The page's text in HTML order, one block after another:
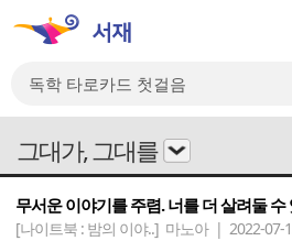
그대가, 그대를
무서운 이야기를 주렴. 너를 더 살려둘 수
[나이트북 : 밤의 이야..] 마노아 | 2022-07-